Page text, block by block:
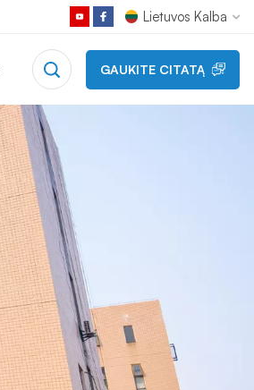
Lietuvos Kalba
日本語
한국어
中文
GAUKITE CITATĄ